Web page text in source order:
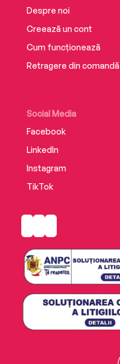
Despre noi
Creează un cont
Cum funcționează
Retragere din comandă
Social Media
Facebook
LinkedIn
Instagram
TikTok